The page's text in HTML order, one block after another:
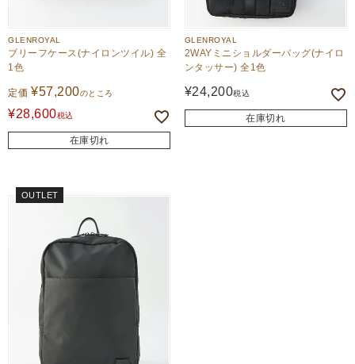
GLENROYAL
ブリーフケース(ナイロンツイル) 全
1色
定価 ¥57,200のところ
¥28,600税込
在庫切れ
GLENROYAL
2WAYミニショルダーバッグ(ナイロ
ンタッサー) 全1色
¥24,200税込
在庫切れ
OUTLET